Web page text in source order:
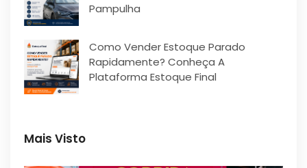
Pampulha
Como Vender Estoque Parado
Rapidamente? Conheça A
Plataforma Estoque Final
Mais Visto